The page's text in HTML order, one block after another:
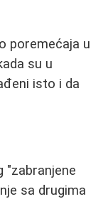
poremećaja u
su u
isto i da
"zabranjene
sa drugima